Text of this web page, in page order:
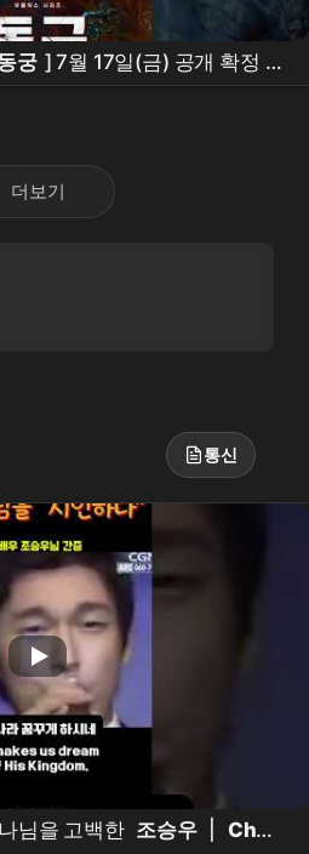
궁 ] 7월 17일(금) 공개 확정 |
노윤서 , Roh Yoonseo, 조승
더보기
통신
님을 고백한 조승우
Cho